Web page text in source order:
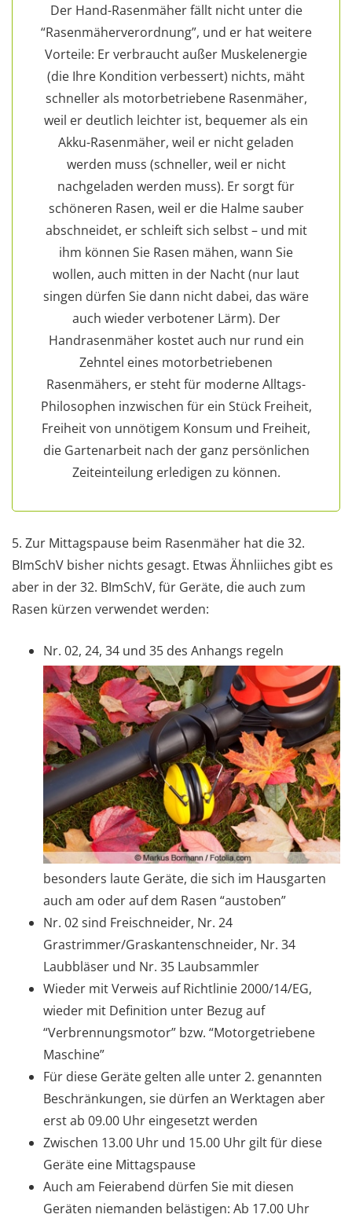
Der Hand-Rasenmäher fällt nicht unter die
“Rasenmäherverordnung”, und er hat weitere
Vorteile: Er verbraucht außer Muskelenergie
(die Ihre Kondition verbessert) nichts, mäht
schneller als motorbetriebene Rasenmäher,
weil er deutlich leichter ist, bequemer als ein
Akku-Rasenmäher, weil er nicht geladen
werden muss (schneller, weil er nicht
nachgeladen werden muss). Er sorgt für
schöneren Rasen, weil er die Halme sauber
abschneidet, er schleift sich selbst – und mit
ihm können Sie Rasen mähen, wann Sie
wollen, auch mitten in der Nacht (nur laut
singen dürfen Sie dann nicht dabei, das wäre
auch wieder verbotener Lärm). Der
Handrasenmäher kostet auch nur rund ein
Zehntel eines motorbetriebenen
Rasenmähers, er steht für moderne Alltags-
Philosophen inzwischen für ein Stück Freiheit,
Freiheit von unnötigem Konsum und Freiheit,
die Gartenarbeit nach der ganz persönlichen
Zeiteinteilung erledigen zu können.
5. Zur Mittagspause beim Rasenmäher hat die 32.
BImSchV bisher nichts gesagt. Etwas Ähnliiches gibt es
aber in der 32. BImSchV, für Geräte, die auch zum
Rasen kürzen verwendet werden:
Nr. 02, 24, 34 und 35 des Anhangs regeln
besonders laute Geräte, die sich im Hausgarten
auch am oder auf dem Rasen “austoben”
Nr. 02 sind Freischneider, Nr. 24
Grastrimmer/Graskantenschneider, Nr. 34
Laubbläser und Nr. 35 Laubsammler
Wieder mit Verweis auf Richtlinie 2000/14/EG,
wieder mit Definition unter Bezug auf
“Verbrennungsmotor” bzw. “Motorgetriebene
Maschine”
Für diese Geräte gelten alle unter 2. genannten
Beschränkungen, sie dürfen an Werktagen aber
erst ab 09.00 Uhr eingesetzt werden
Zwischen 13.00 Uhr und 15.00 Uhr gilt für diese
Geräte eine Mittagspause
Auch am Feierabend dürfen Sie mit diesen
Geräten niemanden belästigen: Ab 17.00 Uhr